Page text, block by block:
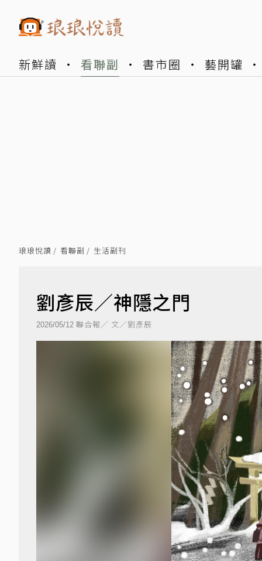
新鮮讀 看聯副 書市圈 藝開罐
琅琅悅讀 看聯副 生活副刊
劉彥辰／神隱之門
2026/05/12 聯合報／ 文／劉彥辰